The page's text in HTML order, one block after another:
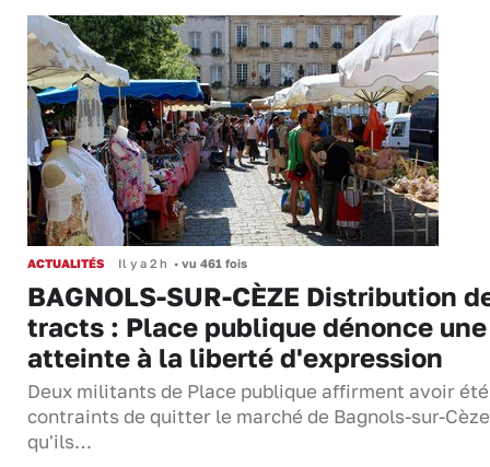
ACTUALITÉS Il y a 2 h • vu 461 fois
BAGNOLS-SUR-CÈZE Distribution
tracts : Place publique dénonce une
atteinte à la liberté d'expression
Deux militants de Place publique affirment avoir été
contraints de quitter le marché de Bagnols-sur-
qu'ils…